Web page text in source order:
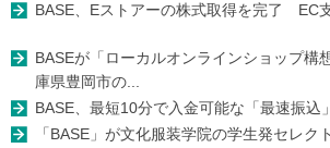
BASE、Eストアーの株式取得を完了 EC
BASEが「ローカルオンラインショップ
庫県豊岡市の...
BASE、最短10分で入金可能な「最速振込
「BASE」が文化服装学院の学生発セレク